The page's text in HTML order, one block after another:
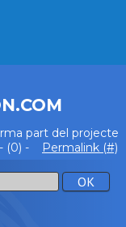
part del projecte
(0) - Permalink (#)